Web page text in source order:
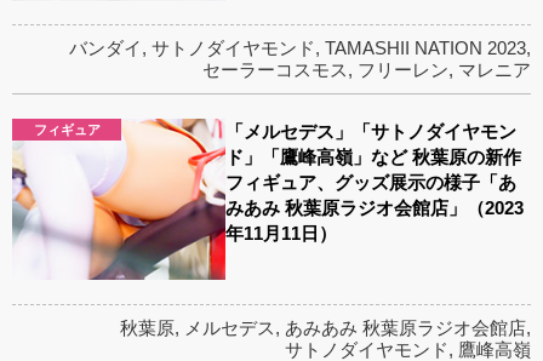
バンダイ, サトノダイヤモンド, TAMASHII NATION 2023,
セーラーコスモス, フリーレン, マレニア
フィギュア
「メルセデス」「サトノダイヤモン
ド」「鷹峰高嶺」など 秋葉原の新作
フィギュア、グッズ展示の様子「あ
みあみ 秋葉原ラジオ会館店」（2023
年11月11日）
秋葉原, メルセデス, あみあみ 秋葉原ラジオ会館店,
サトノダイヤモンド, 鷹峰高嶺